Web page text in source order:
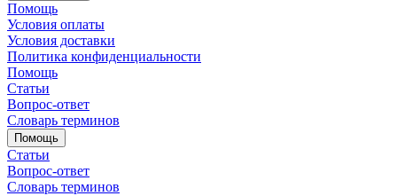
Помощь
Условия оплаты
Условия доставки
Политика конфиденциальности
Помощь
Статьи
Вопрос-ответ
Словарь терминов
Помощь
Статьи
Вопрос-ответ
Словарь терминов